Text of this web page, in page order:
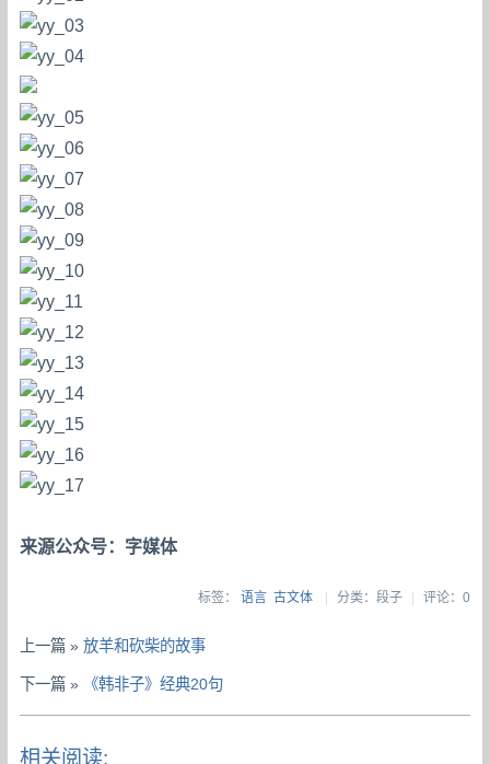
来源公众号：字媒体
标签： 语言 古文体 | 分类：段子| 评论：0
上一篇 »放羊和砍柴的故事
下一篇 » 《韩非子》经典20句
相关阅读: